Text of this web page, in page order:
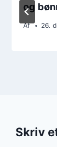
og
Af 26.
Skriv